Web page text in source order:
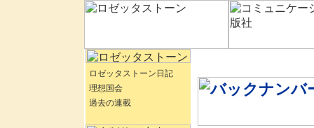
ロゼッタストーン日記
理想国会
過去の連載